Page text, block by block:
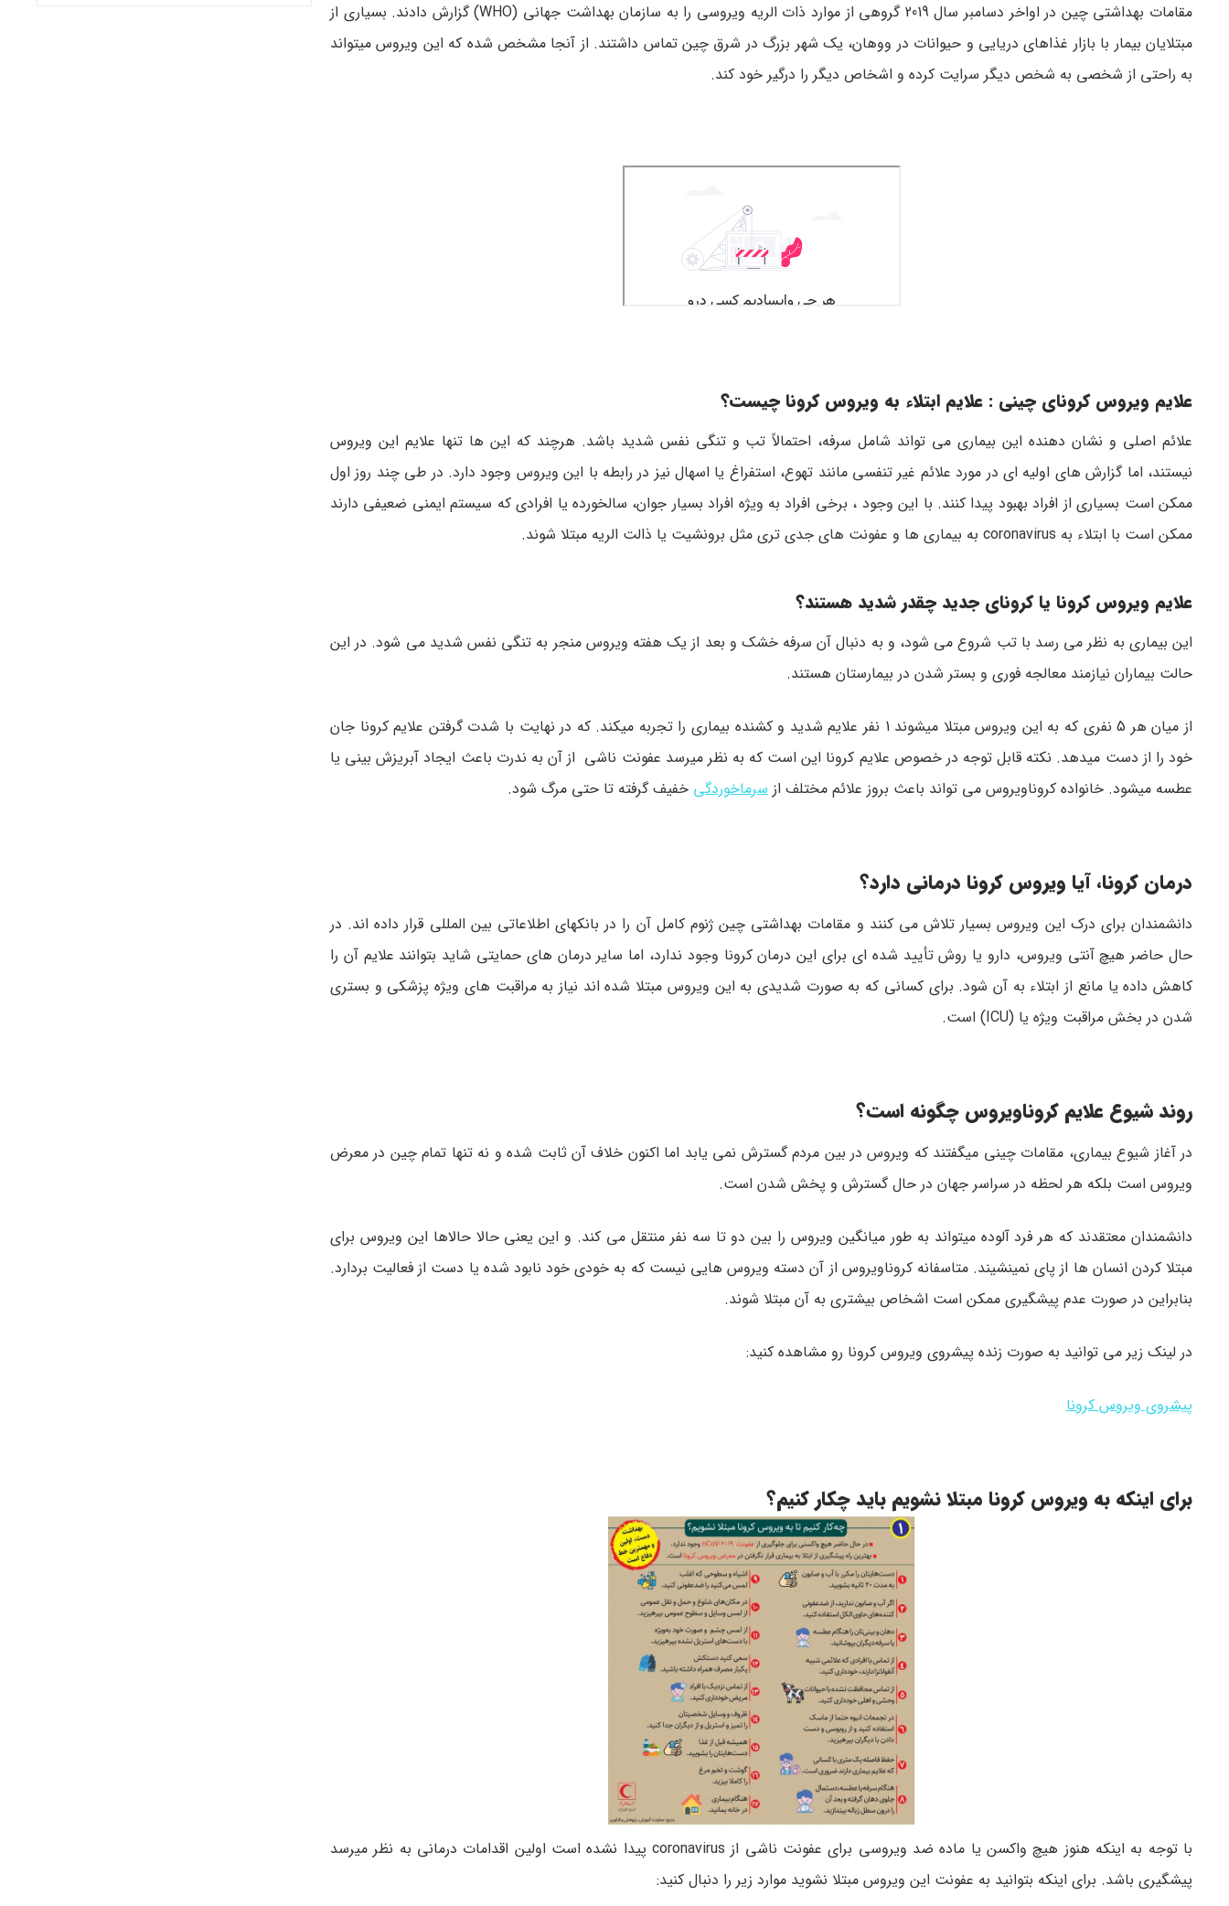
مقامات بهداشتی چین در اواخر دسامبر سال 2019 گروهی از موارد ذات الریه ویروسی را به سازمان بهداشت جهانی (WHO) گزارش دادند. بسیاری از
مبتلایان بیمار با بازار غذاهای دریایی و حیوانات در ووهان، یک شهر بزرگ در شرق چین تماس داشتند. از آنجا مشخص شده که این ویروس میتواند
به راحتی از شخصی به شخص دیگر سرایت کرده و اشخاص دیگر را درگیر خود کند.
علایم ویروس کرونای چینی : علایم ابتلاء به ویروس کرونا چیست؟
علائم اصلی و نشان دهنده این بیماری می تواند شامل سرفه، احتمالاً تب و تنگی نفس شدید باشد. هرچند که این ها تنها علایم این ویروس
نیستند، اما گزارش های اولیه ای در مورد علائم غیر تنفسی مانند تهوع، استفراغ یا اسهال نیز در رابطه با این ویروس وجود دارد. در طی چند روز اول
ممکن است بسیاری از افراد بهبود پیدا کنند. با این وجود ، برخی افراد به ویژه افراد بسیار جوان، سالخورده یا افرادی که سیستم ایمنی ضعیفی دارند
ممکن است با ابتلاء به coronavirus به بیماری ها و عفونت های جدی تری مثل برونشیت یا ذالت الریه مبتلا شوند.
علایم ویروس کرونا یا کرونای جدید چقدر شدید هستند؟
این بیماری به نظر می رسد با تب شروع می شود، و به دنبال آن سرفه خشک و بعد از یک هفته ویروس منجر به تنگی نفس شدید می شود. در این
حالت بیماران نیازمند معالجه فوری و بستر شدن در بیمارستان هستند.
از میان هر 5 نفری که به این ویروس مبتلا میشوند 1 نفر علایم شدید و کشنده بیماری را تجربه میکند. که در نهایت با شدت گرفتن علایم کرونا جان
خود را از دست میدهد. نکته قابل توجه در خصوص علایم کرونا این است که به نظر میرسد عفونت ناشی از آن به ندرت باعث ایجاد آبریزش بینی یا
عطسه میشود. خانواده کروناویروس می تواند باعث بروز علائم مختلف از سرماخوردگی خفیف گرفته تا حتی مرگ شود.
درمان کرونا، آیا ویروس کرونا درمانی دارد؟
دانشمندان برای درک این ویروس بسیار تلاش می کنند و مقامات بهداشتی چین ژنوم کامل آن را در بانکهای اطلاعاتی بین المللی قرار داده اند. در
حال حاضر هیچ آنتی ویروس، دارو یا روش تأیید شده ای برای این درمان کرونا وجود ندارد، اما سایر درمان های حمایتی شاید بتوانند علایم آن را
کاهش داده یا مانع از ابتلاء به آن شود. برای کسانی که به صورت شدیدی به این ویروس مبتلا شده اند نیاز به مراقبت های ویژه پزشکی و بستری
شدن در بخش مراقبت ویژه یا (ICU) است.
روند شیوع علایم کروناویروس چگونه است؟
در آغاز شیوع بیماری، مقامات چینی میگفتند که ویروس در بین مردم گسترش نمی یابد اما اکنون خلاف آن ثابت شده و نه تنها تمام چین در معرض
ویروس است بلکه هر لحظه در سراسر جهان در حال گسترش و پخش شدن است.
دانشمندان معتقدند كه هر فرد آلوده میتواند به طور میانگین ویروس را بین دو تا سه نفر منتقل می كند. و این یعنی حالا حالاها این ویروس برای
مبتلا کردن انسان ها از پای نمینشیند. متاسفانه کروناویروس از آن دسته ویروس هایی نیست که به خودی خود نابود شده یا دست از فعالیت بردارد.
بنابراین در صورت عدم پیشگیری ممکن است اشخاص بیشتری به آن مبتلا شوند.
در لینک زیر می توانید به صورت زنده پیشروی ویروس کرونا رو مشاهده کنید:
پیشروی ویروس کرونا
برای اینکه به ویروس کرونا مبتلا نشویم باید چکار کنیم؟
با توجه به اینکه هنوز هیچ واکسن یا ماده ضد ویروسی برای عفونت ناشی از coronavirus پیدا نشده است اولین اقدامات درمانی به نظر میرسد
پیشگیری باشد. برای اینکه بتوانید به عفونت این ویروس مبتلا نشوید موارد زیر را دنبال کنید: